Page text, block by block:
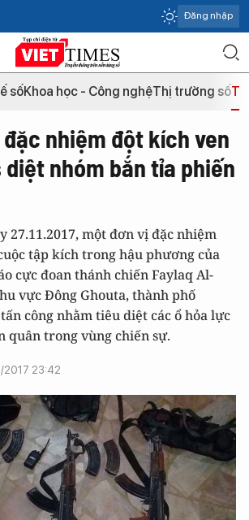
Đăng nhập
sốKhoa học - Công nghệThị trường số
nhiệm đột kích ven
diệt nhóm bắn tỉa phiến
27.11.2017, một đơn vị đặc nhiệm
tập kích trong hậu phương của
cực đoan thánh chiến Faylaq Al-
vực Đông Ghouta, thành phố
tấn công nhằm tiêu diệt các ổ hỏa lực
quân trong vùng chiến sự.
2017 23:42